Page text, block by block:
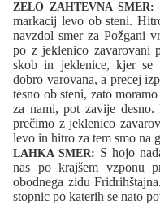
ZELO ZAHTEVNA SMER:
markacij levo ob steni.
navzdol smer za Požgani
po z jeklenico zavarovani
skob in jeklenice, kjer se
dobro varovana, a precej
tesno ob steni, zato
za nami, pot zavije
prečimo z jeklenico
levo in hitro za tem smo na
LAHKA SMER: S hojo
nas po krajšem vzponu
obodnega zidu
stopnic po katerih se nato